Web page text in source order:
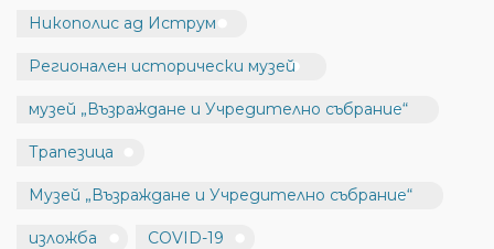
Никополис ад Иструм
Регионален исторически музей
музей „Възраждане и Учредително събрание“
Трапезица
Музей „Възраждане и Учредително събрание“
изложба COVID-19